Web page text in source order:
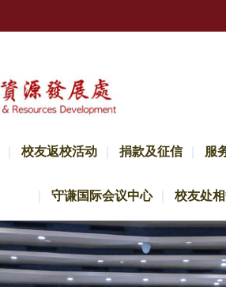
校友返校活动 捐款及征信 服
守谦国际会议中心 校友处